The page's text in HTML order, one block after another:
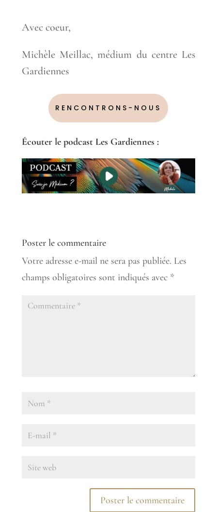
Avec coeur,
Michèle Meillac, médium du centre Les
Gardiennes
RENCONTRONS-NOUS
Écouterle podcast Les Gardiennes :
Poster le commentaire
Votre adresse e-mail ne sera pas publiée. Les
champs obligatoires sont indiqués avec *